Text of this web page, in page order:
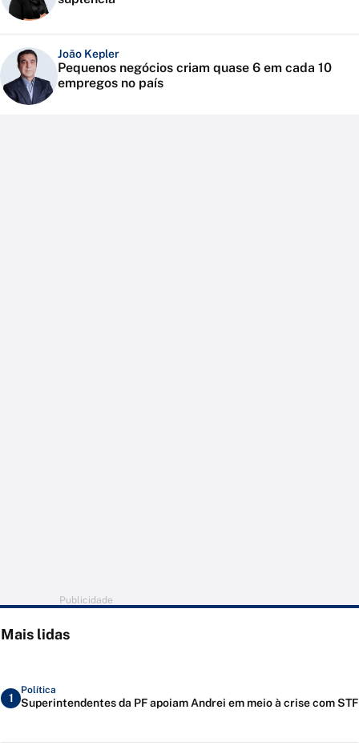
João Kepler
Pequenos negócios criam quase 6 em cada 10
empregos no país
Publicidade
Mais lidas
1
Política
Superintendentes da PF apoiam Andrei em meio à crise com STF